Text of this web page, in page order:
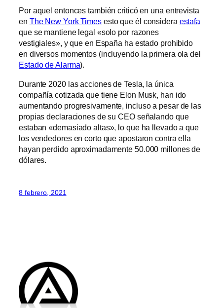
Por aquel entonces también criticó en una entrevista
en The New York Timesesto que él considera estafa
que se mantiene legal «solo por razones
vestigiales», y que en España ha estado prohibido
en diversos momentos (incluyendo la primera ola del
Estado de Alarma).
Durante 2020 las acciones de Tesla, la única
compañía cotizada que tiene Elon Musk, han ido
aumentando progresivamente, incluso a pesar de las
propias declaraciones de su CEO señalando que
estaban «demasiado altas», lo que ha llevado a que
los vendedores en corto que apostaron contra ella
hayan perdido aproximadamente 50.000 millones de
dólares.
8 febrero, 2021